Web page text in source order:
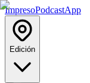
ImpresoPodcastApp
Edición